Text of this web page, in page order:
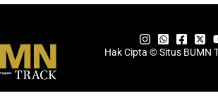
Hak Cipta © Situs BUMN